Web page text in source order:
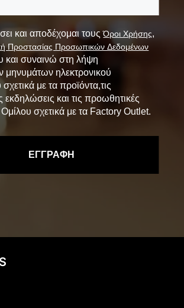
και αποδέχομαι τουςΌροι Χρήσης,
Προστασίας Προσωπικών Δεδομένων
και συναινώ στη λήψη
μηνυμάτων ηλεκτρονικού
με τα προϊόντα,τις
εκδηλώσεις και τις προωθητικές
Ομίλου σχετικά με τα Factory Outlet.